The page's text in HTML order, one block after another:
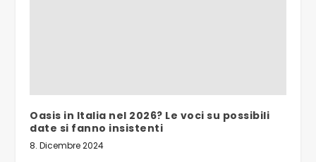
Oasis in Italia nel 2026? Le voci su possibili
date si fanno insistenti
8. Dicembre 2024